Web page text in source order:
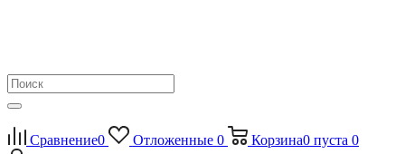
Сравнение0 Отложенные 0 Корзина0 пуста 0